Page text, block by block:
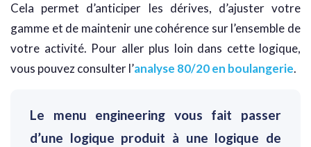
Cela permet d’anticiper les dérives, d’ajuster votre
gamme et de maintenir une cohérence sur l’ensemble de
votre activité. Pour aller plus loin dans cette logique,
vous pouvez consulter l’analyse 80/20 en boulangerie.
Le menu engineering vous fait passer
d’une logique produit à une logique de